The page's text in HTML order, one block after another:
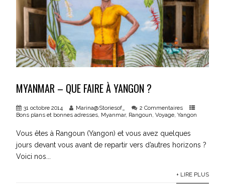
MYANMAR – QUE FAIRE À YANGON ?
31 octobre 2014 Marina@Storiesof_
2 Commentaires
Bons plans et bonnes adresses, Myanmar, Rangoun,Voyage,Yangon
Vous êtes à Rangoun (Yangon) et vous avez quelques
jours devant vous avant de repartir vers d’autres horizons ?
Voici nos...
+ LIRE PLUS